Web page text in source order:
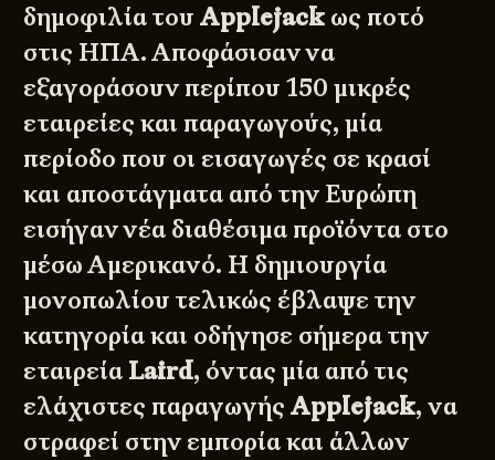
δημοφιλία τουApplejack ως ποτό
στις ΗΠΑ. Αποφάσισαν να
εξαγοράσουν περίπου 150 μικρές
εταιρείες και παραγωγούς, μία
περίοδο που οι εισαγωγές σε κρασί
και αποστάγματα από την Ευρώπη
εισήγαν νέα διαθέσιμα προϊόντα στο
μέσω Αμερικανό. Η δημιουργία
μονοπωλίου τελικώς έβλαψε την
κατηγορία και οδήγησε σήμερα την
εταιρεία Laird, όντας μία από τις
ελάχιστες παραγωγήςApplejack, να
στραφεί στην εμπορία και άλλων